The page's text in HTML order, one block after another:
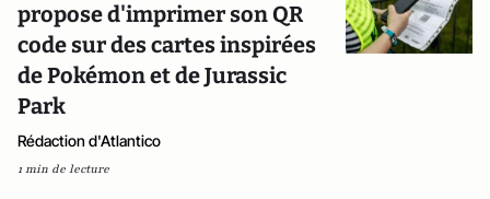
propose d'imprimer son QR
code sur des cartes inspirées
de Pokémon et de Jurassic
Park
Rédaction d'Atlantico
1 min de lecture